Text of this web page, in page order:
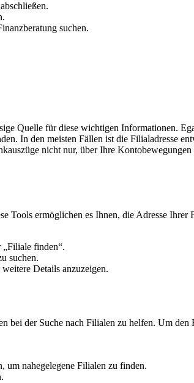
suchen.
Quelle für diese wichtigen Informationen.
In den meisten Fällen ist die Filialadresse
nicht nur, über Ihre
Tools ermöglichen es Ihnen, die Adresse
„Filiale finden“.
suchen.
Details anzuzeigen.
der Suche nach Filialen zu helfen. Um den
um nahegelegene Filialen zu finden.